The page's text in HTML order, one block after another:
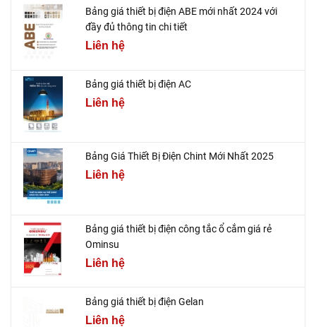
Bảng giá thiết bị điện ABE mới nhất 2024 với
đầy đủ thông tin chi tiết
Liên hệ
Bảng giá thiết bị điện AC
Liên hệ
Bảng Giá Thiết Bị Điện Chint Mới Nhất 2025
Liên hệ
Bảng giá thiết bị điện công tắc ổ cắm giá rẻ
Ominsu
Liên hệ
Bảng giá thiết bị điện Gelan
Liên hệ